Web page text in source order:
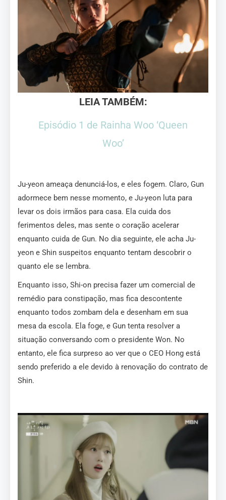
LEIA TAMBÉM:
Episódio 1 de Rainha Woo ‘Queen
Woo’
Ju-yeon ameaça denunciá-los, e eles fogem. Claro, Gun
adormece bem nesse momento, e Ju-yeon luta para
levar os dois irmãos para casa. Ela cuida dos
ferimentos deles, mas sente o coração acelerar
enquanto cuida de Gun. No dia seguinte, ele acha Ju-
yeon e Shin suspeitos enquanto tentam descobrir o
quanto ele se lembra.
Enquanto isso, Shi-on precisa fazer um comercial de
remédio para constipação, mas fica descontente
enquanto todos zombam dela e desenham em sua
mesa da escola. Ela foge, e Gun tenta resolver a
situação conversando com o presidente Won. No
entanto, ele fica surpreso ao ver que o CEO Hong está
sendo preferido a ele devido à renovação do contrato de
Shin.